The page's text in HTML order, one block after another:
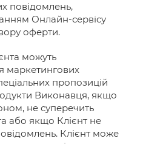
повідомлень,
Онлайн-сервісу
оферти.
можуть
маркетингових
пропозицій
Виконавця, якщо
не суперечить
або якщо Клієнт не
Клієнт може